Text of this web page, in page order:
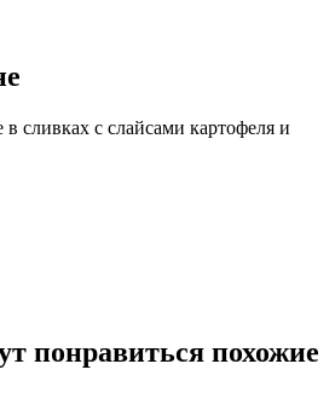
сливках с слайсами картофеля и
понравиться похожие